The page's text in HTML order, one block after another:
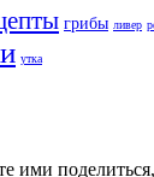
грибы ливер
утка